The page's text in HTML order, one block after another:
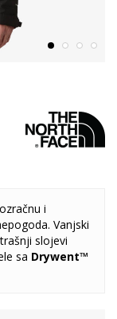
i
Vanjski
slojevi
sa Drywent™